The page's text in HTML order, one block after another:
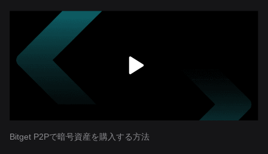
Bitget P2Pで暗号資産を購入する方法